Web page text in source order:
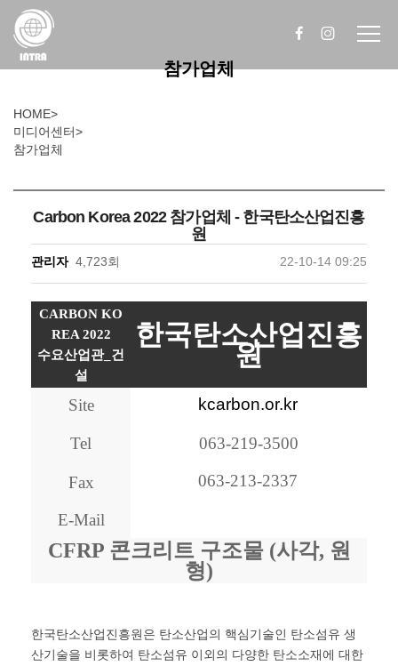
참가업체
HOME>
미디어센터>
참가업체
Carbon Korea 2022 참가업체 - 한국탄소산업진흥
원
관리자 4,723회 22-10-14 09:25
CARBON KO
REA 2022
수요산업관_건
설
한국탄소산업진흥
원
Site kcarbon.or.kr
Tel 063-219-3500
Fax 063-213-2337
E-Mail
CFRP 콘크리트 구조물 (사각, 원
형)
한국탄소산업진흥원은 탄소산업의 핵심기술인 탄소섬유 생
산기술을 비롯하여 탄소섬유 이외의 다양한 탄소소재에 대한